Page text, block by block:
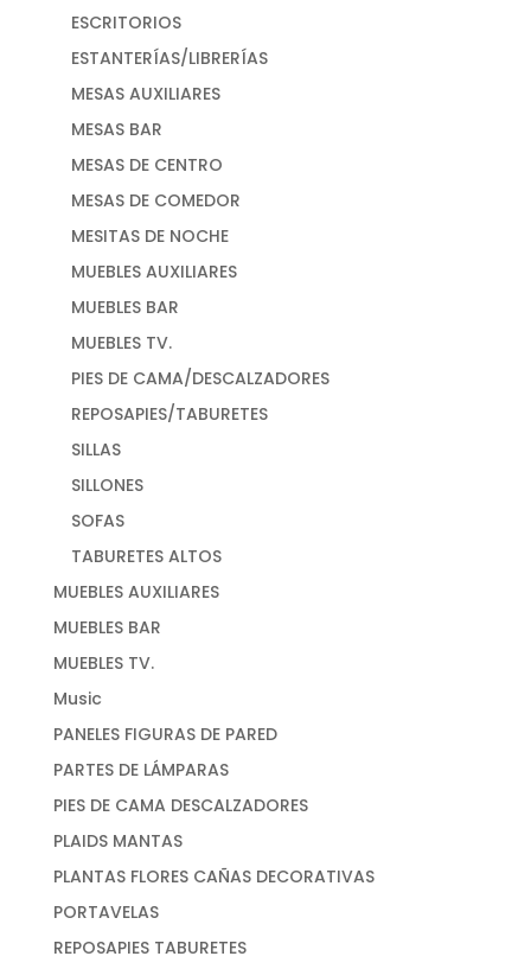
ESCRITORIOS
ESTANTERÍAS/LIBRERÍAS
MESAS AUXILIARES
MESAS BAR
MESAS DE CENTRO
MESAS DE COMEDOR
MESITAS DE NOCHE
MUEBLES AUXILIARES
MUEBLES BAR
MUEBLES TV.
PIES DE CAMA/DESCALZADORES
REPOSAPIES/TABURETES
SILLAS
SILLONES
SOFAS
TABURETES ALTOS
MUEBLES AUXILIARES
MUEBLES BAR
MUEBLES TV.
Music
PANELES FIGURAS DE PARED
PARTES DE LÁMPARAS
PIES DE CAMA DESCALZADORES
PLAIDS MANTAS
PLANTAS FLORES CAÑAS DECORATIVAS
PORTAVELAS
REPOSAPIES TABURETES